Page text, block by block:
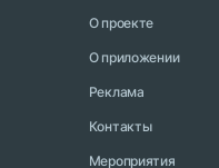
О проекте
О приложении
Реклама
Контакты
Мероприятия